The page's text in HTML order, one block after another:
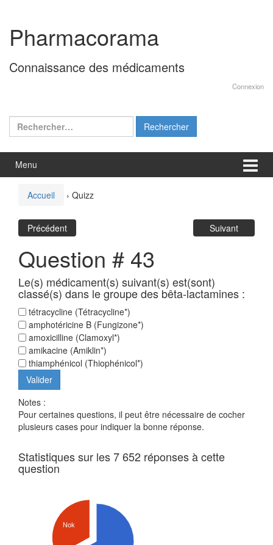
contenu
menu
principal
Pharmacorama
Connaissance des médicaments
Connexion
Rechercher :
Menu
Accueil › Quizz
Précédent Suivant
Question # 43
Le(s) médicament(s) suivant(s) est(sont)
classé(s) dans le groupe des bêta-lactamines :
tétracycline (Tétracycline*)
amphotéricine B (Fungizone*)
amoxicilline (Clamoxyl*)
amikacine (Amiklin*)
thiamphénicol (Thiophénicol*)
Notes :
Pour certaines questions, il peut être nécessaire de cocher
plusieurs cases pour indiquer la bonne réponse.
Statistiques sur les 7 652 réponses à cette
question
Nok